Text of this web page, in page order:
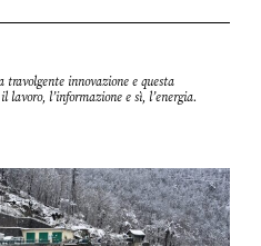
innovazione e questa
l’informazione e sì, l’energia.